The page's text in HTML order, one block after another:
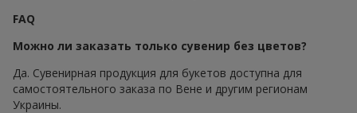
FAQ
Можно ли заказать только сувенир без цветов?
Да. Сувенирная продукция для букетов доступна для
самостоятельного заказа по Вене и другим регионам
Украины.